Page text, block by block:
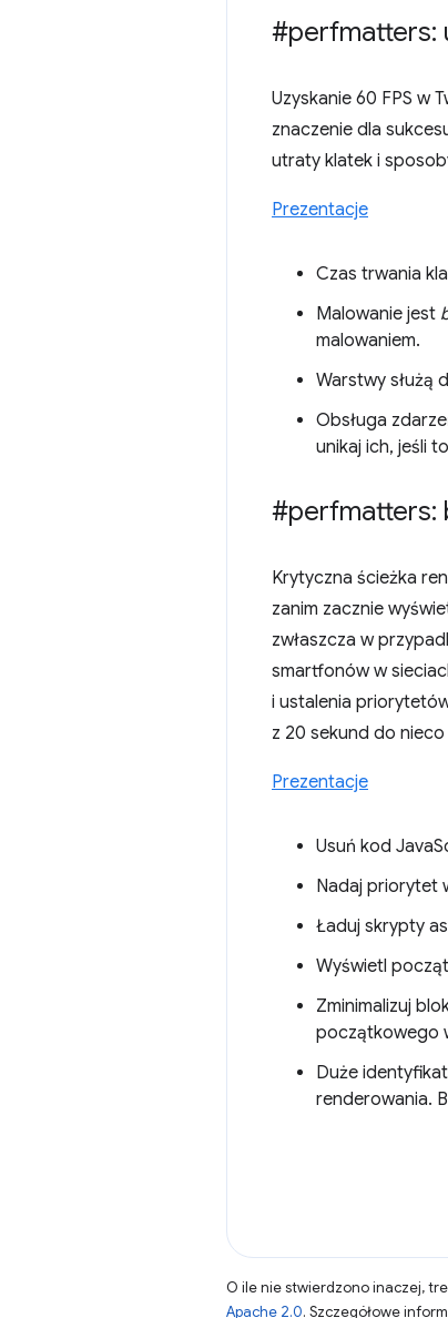
#perfmatters:
Uzyskanie 60 FPS w
znaczenie dla
utraty klatek i
Prezentacje
Czas trwania
Malowanie jest
malowaniem.
Warstwy służą
Obsługa
unikaj ich, jeśli
#perfmatters:
Krytyczna ścieżka
zanim zacznie
zwłaszcza w
smartfonów w
i ustalenia
z 20 sekund do
Prezentacje
Usuń kod
Nadaj priorytet
Ładuj skrypty
Wyświetl
Zminimalizuj
początkowego
Duże
renderowania.
O ile nie stwierdzono inaczej,
Apache 2.0. Szczegółowe